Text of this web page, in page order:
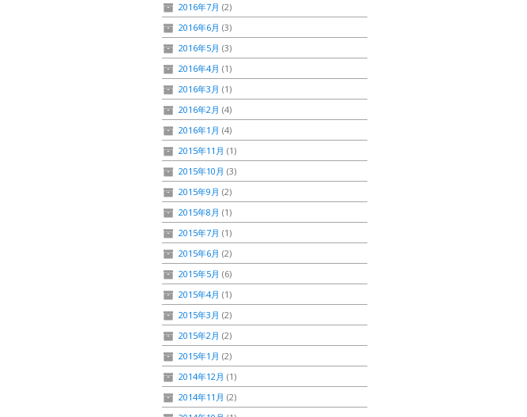
2016年7月 (2)
2016年6月 (3)
2016年5月 (3)
2016年4月 (1)
2016年3月 (1)
2016年2月 (4)
2016年1月 (4)
2015年11月 (1)
2015年10月 (3)
2015年9月 (2)
2015年8月 (1)
2015年7月 (1)
2015年6月 (2)
2015年5月 (6)
2015年4月 (1)
2015年3月 (2)
2015年2月 (2)
2015年1月 (2)
2014年12月 (1)
2014年11月 (2)